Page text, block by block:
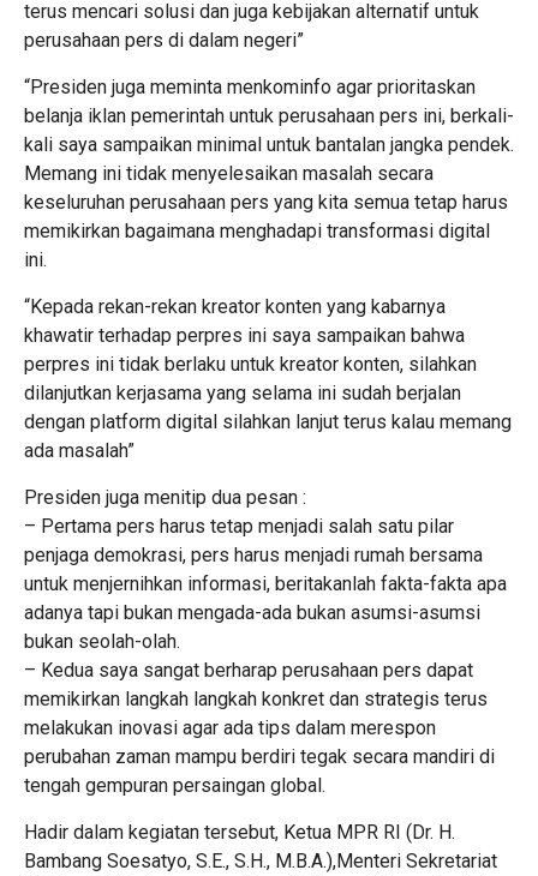
terus mencari solusi dan juga kebijakan alternatif untuk
perusahaan pers di dalam negeri”
“Presiden juga meminta menkominfo agar prioritaskan
belanja iklan pemerintah untuk perusahaan pers ini, berkali-
kali saya sampaikan minimal untuk bantalan jangka pendek.
Memang ini tidak menyelesaikan masalah secara
keseluruhan perusahaan pers yang kita semua tetap harus
memikirkan bagaimana menghadapi transformasi digital
ini.
“Kepada rekan-rekan kreator konten yang kabarnya
khawatir terhadap perpres ini saya sampaikan bahwa
perpres ini tidak berlaku untuk kreator konten, silahkan
dilanjutkan kerjasama yang selama ini sudah berjalan
dengan platform digital silahkan lanjut terus kalau memang
ada masalah”
Presiden juga menitip dua pesan :
– Pertama pers harus tetap menjadi salah satu pilar
penjaga demokrasi, pers harus menjadi rumah bersama
untuk menjernihkan informasi, beritakanlah fakta-fakta apa
adanya tapi bukan mengada-ada bukan asumsi-asumsi
bukan seolah-olah.
– Kedua saya sangat berharap perusahaan pers dapat
memikirkan langkah langkah konkret dan strategis terus
melakukan inovasi agar ada tips dalam merespon
perubahan zaman mampu berdiri tegak secara mandiri di
tengah gempuran persaingan global.
Hadir dalam kegiatan tersebut, Ketua MPR RI (Dr. H.
Bambang Soesatyo, S.E., S.H., M.B.A.),Menteri Sekretariat